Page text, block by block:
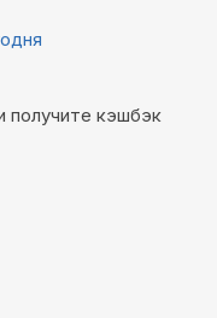
получите кэшбэк